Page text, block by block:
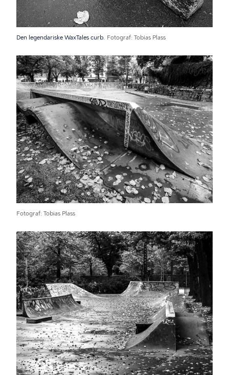
Den legendariske WaxTales curb. Fotograf Tobias Plass
Fotograf Tobias Plass